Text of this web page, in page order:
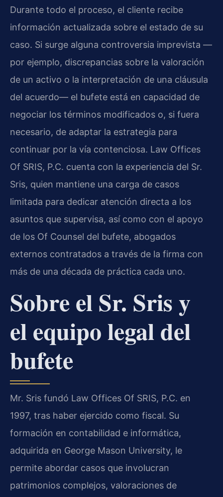
Durante todo el proceso, el cliente recibe
información actualizada sobre el estado de su
caso. Si surge alguna controversia imprevista —
por ejemplo, discrepancias sobre la valoración
de un activo o la interpretación de una cláusula
del acuerdo— el bufete está en capacidad de
negociar los términos modificados o, si fuera
necesario, de adaptar la estrategia para
continuar por la vía contenciosa. Law Offices
Of SRIS, P.C. cuenta con la experiencia del Sr.
Sris, quien mantiene una carga de casos
limitada para dedicar atención directa a los
asuntos que supervisa, así como con el apoyo
de los Of Counsel del bufete, abogados
externos contratados a través de la firma con
más de una década de práctica cada uno.
Sobre el Sr. Sris y
el equipo legal del
bufete
Mr. Sris fundó Law Offices Of SRIS, P.C. en
1997, tras haber ejercido como fiscal. Su
formación en contabilidad e informática,
adquirida en George Mason University, le
permite abordar casos que involucran
patrimonios complejos, valoraciones de